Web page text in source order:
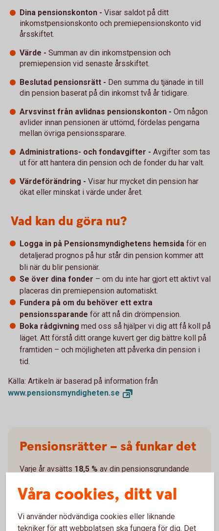
Dina pensionskonton - Visar saldot på ditt
inkomstpensionskonto och premiepensionskonto vid
årsskiftet.
Värde - Summan av din inkomstpension och
premiepension vid senaste årsskiftet.
Beslutad pensionsrätt - Den summa du tjänade in till
din pension baserat på din inkomst två år tidigare.
Arvsvinst från avlidnas pensionskonton - Om någon
avlider innan pensionen är uttömd, fördelas pengarna
mellan övriga pensionssparare.
Administrations- och fondavgifter - Avgifter som tas
ut för att hantera din pension och de fonder du har valt.
Värdeförändring - Visar hur mycket din pension har
ökat eller minskat i värde under året.
Vad kan du göra nu?
Logga in på Pensionsmyndighetens hemsida för en
detaljerad prognos på hur står din pension kommer att
bli när du blir pensionär.
Se över dina fonder – om du inte har gjort ett aktivt val
placeras din premiepension automatiskt.
Fundera på om du behöver ett extra
pensionssparande för att nå din drömpension.
Boka rådgivning med oss så hjälper vi dig att få koll på
läget. Att förstå ditt orange kuvert ger dig bättre koll på
framtiden – och möjligheten att påverka din pension i
tid.
Källa: Artikeln är baserad på information från
www.pensionsmyndigheten.se
Pensionsrätter – så funkar det
Varje år avsätts 18,5 % av din pensionsgrundande
16 %går till inkomstpensionen.
2,5 %går till premiepensionen.
Våra cookies, ditt val
Vi använder nödvändiga cookies eller liknande
tekniker för att webbplatsen ska fungera för dig. Det